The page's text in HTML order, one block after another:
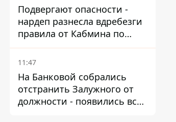
Подвергают опасности -
нардеп разнесла вдребезги
правила от Кабмина по
хранению горючего
11:47
На Банковой собрались
отстранить Залужного от
должности - появились все